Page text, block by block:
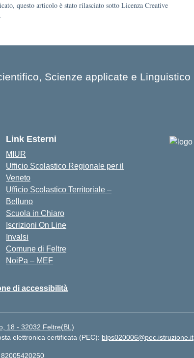
questo articolo è stato rilasciato sotto Licenza Creative
Scienze applicate e Linguistico
Link Esterni
MIUR
Ufficio Scolastico Regionale per il
Veneto
Ufficio Scolastico Territoriale –
Belluno
Scuola in Chiaro
Iscrizioni On Line
Invalsi
Comune di Feltre
NoiPa – MEF
di accessibilità
18 - 32032 Feltre(BL)
elettronica certificata (PEC): blps020006@pec.istruzione.it